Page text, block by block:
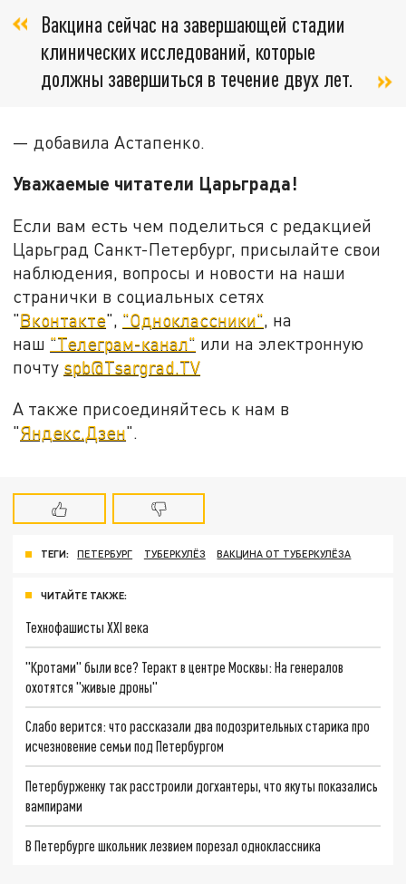
Вакцина сейчас на завершающей стадии
клинических исследований, которые
должны завершиться в течение двух лет.
— добавила Астапенко.
Уважаемые читатели Царьграда!
Если вам есть чем поделиться с редакцией
Царьград Санкт-Петербург, присылайте свои
наблюдения, вопросы и новости на наши
странички в социальных сетях
"Вконтакте", "Одноклассники", на
наш "Телеграм-канал" или на электронную
почту spb@Tsargrad.TV
А также присоединяйтесь к нам в
"Яндекс.Дзен".
ТЕГИ: ПЕТЕРБУРГ ТУБЕРКУЛЁЗ ВАКЦИНА ОТ ТУБЕРКУЛЁЗА
ЧИТАЙТЕ ТАКЖЕ:
Технофашисты XXI века
"Кротами" были все? Теракт в центре Москвы: На генералов
охотятся "живые дроны"
Слабо верится: что рассказали два подозрительных старика про
исчезновение семьи под Петербургом
Петербурженку так расстроили догхантеры, что якуты показались
вампирами
В Петербурге школьник лезвием порезал одноклассника